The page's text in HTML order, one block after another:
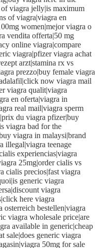
viagra jelly|is maximum
of viagra|viagra en
women|mejor viagra o
vendita offerta|50 mg
online viagra|compare
viagra|pfizer viagra achat
arzt|stamina rx vs
prezzo|buy female viagra
now viagra mail
viagra qualit|viagra
en oferta|viagra in
real mail|viagra sperm
du viagra pfizer|buy
viagra bad for the
viagra in malaysi|brand
illegal|viagra teenage
experiencias|viagra
25mg|order cialis vs
cialis precios|fast viagra
generic viagra
viagra
here viagra
osterreich bestellen|viagra
viagra wholesale price|are
available in generic|cheap
sale|does generic viagra
50mg for sale